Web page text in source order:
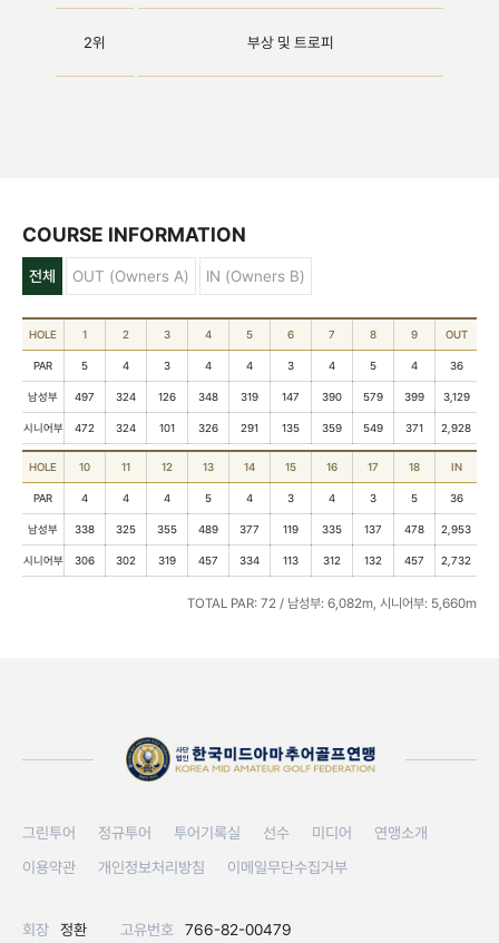
2위 부상 및 트로피
COURSE INFORMATION
전체 OUT (Owners A) IN (Owners B)
HOLE 1 2 3 4 5 6 7 8 9 OUT
PAR 5 4 3 4 4 3 4 5 4 36
남성부 497 324 126 348 319 147 390 579 399 3,129
시니어부 472 324 101 326 291 135 359 549 371 2,928
HOLE 10 11 12 13 14 15 16 17 18 IN
PAR 4 4 4 5 4 3 4 3 5 36
남성부 338 325 355 489 377 119 335 137 478 2,953
시니어부 306 302 319 457 334 113 312 132 457 2,732
TOTAL PAR: 72 / 남성부: 6,082m, 시니어부: 5,660m
그린투어 정규투어 투어기록실 선수 미디어
연맹소개
이용약관
개인정보처리방침 이메일무단수집거부
회장 정환 고유번호 766-82-00479